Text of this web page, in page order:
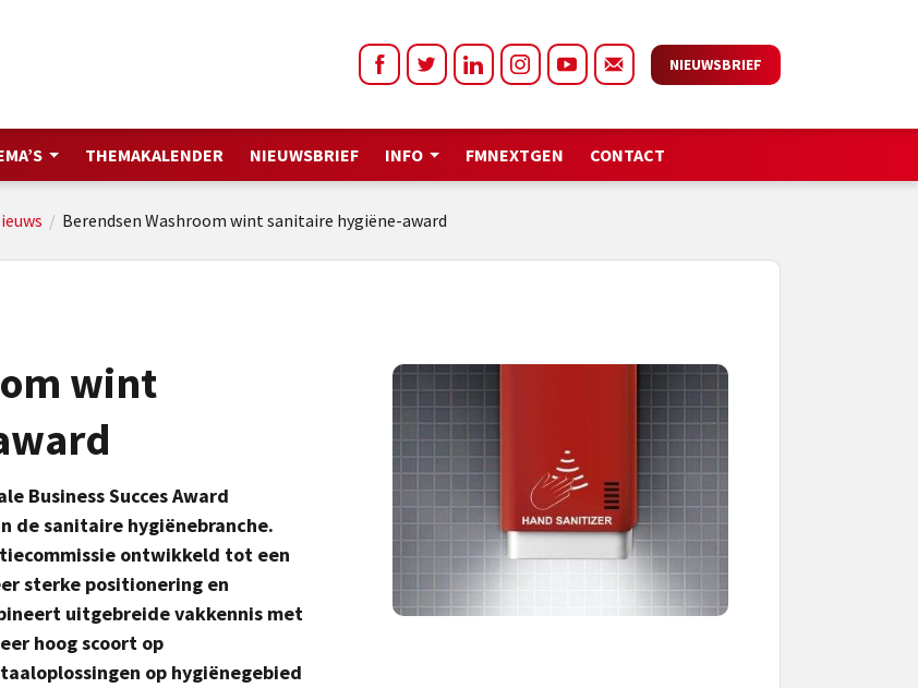
NIEUWSBRIEF
THEMAKALENDER NIEUWSBRIEF INFO FMNEXTGEN CONTACT
/ Berendsen Washroom wint sanitaire hygiëne-award
wint
Business Succes Award
de sanitaire hygiënebranche.
ontwikkeld tot een
sterke positionering en
uitgebreide vakkennis met
hoog scoort op
op hygiënegebied